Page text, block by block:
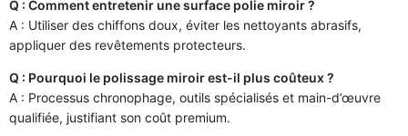
Q : Comment entretenir une surface polie miroir ?
A : Utiliser des chiffons doux, éviter les nettoyants abrasifs,
appliquer des revêtements protecteurs.
Q : Pourquoi le polissage miroir est-il plus coûteux ?
A : Processus chronophage, outils spécialisés et main-d’œuvre
qualifiée, justifiant son coût premium.